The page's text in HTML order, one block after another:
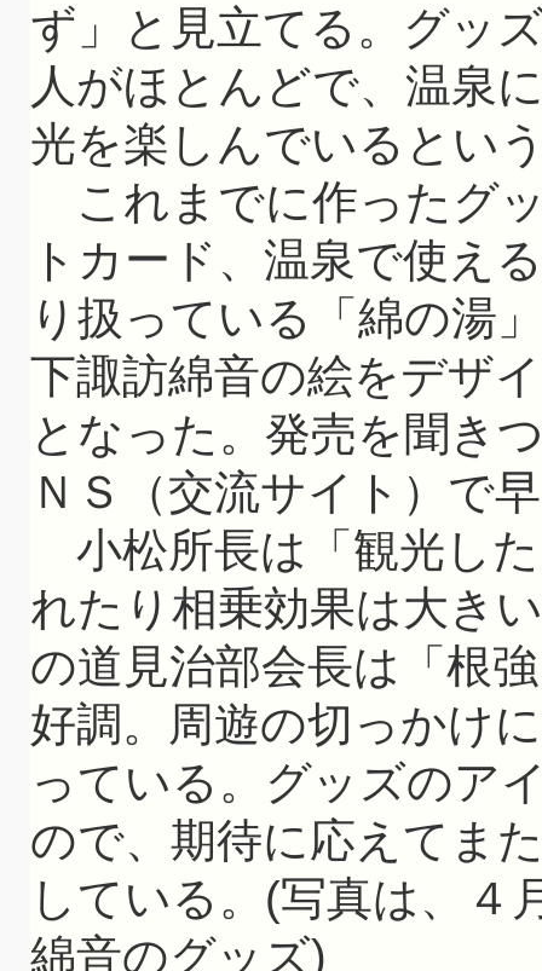
ず」と見立てる。グッ
人がほとんどで、温泉
光を楽しんでいるとい
これまでに作ったグ
トカード、温泉で使え
り扱っている「綿の湯
下諏訪綿音の絵をデザ
となった。発売を聞き
ＮＳ（交流サイト）で
小松所長は「観光し
れたり相乗効果は大き
の道見治部会長は「根
好調。周遊の切っかけ
っている。グッズのア
ので、期待に応えてま
している。(写真は、４
綿音のグッズ)